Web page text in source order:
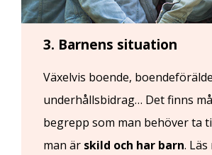
3. Barnens situation
Växelvis boende,
underhållsbidrag… Det finns
begrepp som man behöver ta
man är skild och har barn.